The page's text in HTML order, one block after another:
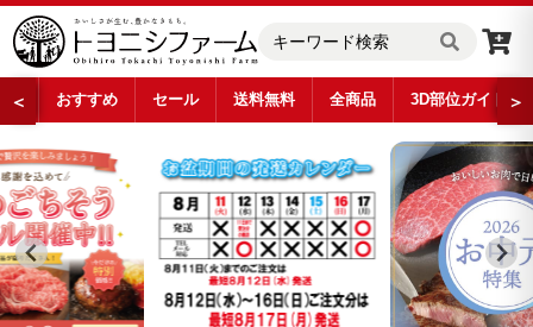
＜ おすすめ セール 送料無料 全商品 3D部位ガイド ＞